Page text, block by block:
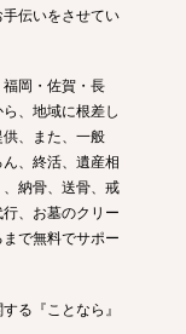
雲仙市 長与町
市 宇佐市
見市 国東市
伝いをさせてい
福岡・佐賀・長
、地域に根差し
、
また、一般
、終活、遺産相
納骨、送骨、戒
、お墓のクリー
で無料でサポー
る『ことなら』